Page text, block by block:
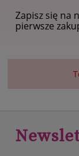
Zapisz się na
pierwsze